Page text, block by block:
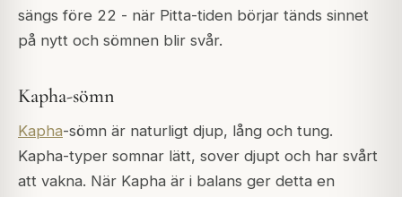
sängs före 22 - när Pitta-tiden börjar tänds sinnet
på nytt och sömnen blir svår.
Kapha-sömn
Kapha-sömn är naturligt djup, lång och tung.
Kapha-typer somnar lätt, sover djupt och har svårt
att vakna. När Kapha är i balans ger detta en